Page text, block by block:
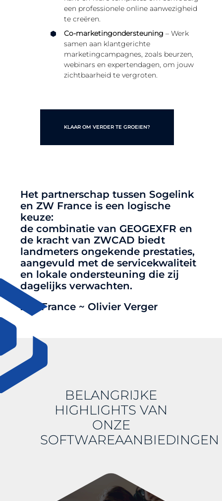
een professionele online aanwezigheid
te creëren.
Co-marketingondersteuning – Werk
samen aan klantgerichte
marketingcampagnes, zoals beurzen,
webinars en expertendagen, om jouw
zichtbaarheid te vergroten.
KLAAR OM VERDER TE GROEIEN?
Het partnerschap tussen Sogelink
en ZW France is een logische
keuze:
de combinatie van GEOGEXFR en
de kracht van ZWCAD biedt
landmeters ongekende prestaties,
aangevuld met de servicekwaliteit
en lokale ondersteuning die zij
dagelijks verwachten.
ZW France ~ Olivier Verger
BELANGRIJKE
HIGHLIGHTS VAN
ONZE
SOFTWAREAANBIEDINGEN